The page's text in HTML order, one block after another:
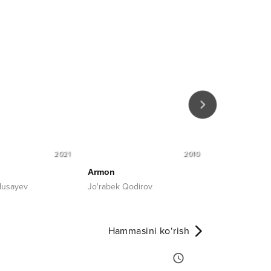
2021 2010
Armon
Jo'rabek Qodirov
Hammasini ko‘rish